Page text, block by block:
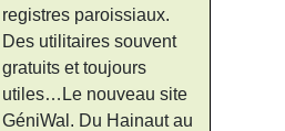
registres paroissiaux.
Des utilitaires souvent
gratuits et toujours
utiles…Le nouveau site
GéniWal. Du Hainaut au